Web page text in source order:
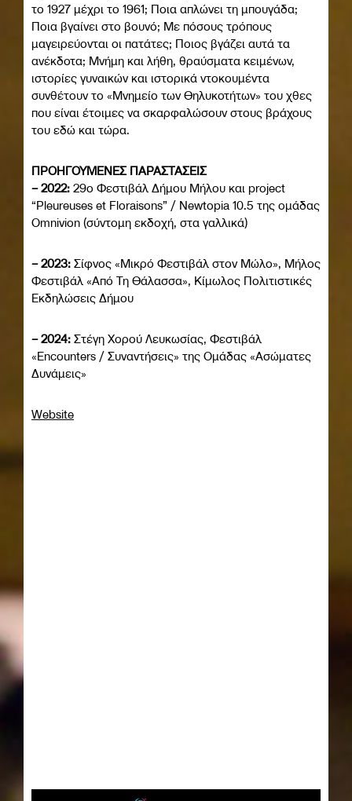
το 1927 μέχρι το 1961; Ποια απλώνει τη μπουγάδα;
Ποια βγαίνει στο βουνό; Με πόσους τρόπους
μαγειρεύονται οι πατάτες; Ποιος βγάζει αυτά τα
ανέκδοτα; Μνήμη και λήθη, θραύσματα κειμένων,
ιστορίες γυναικών και ιστορικά ντοκουμέντα
συνθέτουν το «Μνημείο των Θηλυκοτήτων» του χθες
που είναι έτοιμες να σκαρφαλώσουν στους βράχους
του εδώ και τώρα.
ΠΡΟΗΓΟΥΜΕΝΕΣ ΠΑΡΑΣΤΑΣΕΙΣ
– 2022: 29ο Φεστιβάλ Δήμου Μήλου και project
“Pleureuses et Floraisons” / Newtopia 10.5 της ομάδας
Omnivion (σύντομη εκδοχή, στα γαλλικά)
– 2023: Σίφνος «Μικρό Φεστιβάλ στον Μώλο», Μήλος
Φεστιβάλ «Από Τη Θάλασσα», Κίμωλος Πολιτιστικές
Εκδηλώσεις Δήμου
– 2024: Στέγη Χορού Λευκωσίας, Φεστιβάλ
«Encounters / Συναντήσεις» της Ομάδας «Ασώματες
Δυνάμεις»
Website